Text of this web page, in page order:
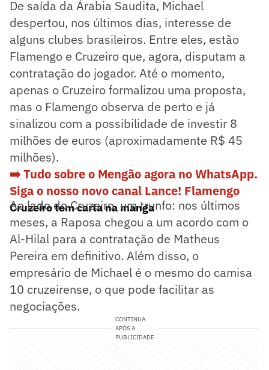
De saída da Árabia Saudita, Michael
despertou, nos últimos dias, interesse de
alguns clubes brasileiros. Entre eles, estão
Flamengo e Cruzeiro que, agora, disputam a
contratação do jogador. Até o momento,
apenas o Cruzeiro formalizou uma proposta,
mas o Flamengo observa de perto e já
sinalizou com a possibilidade de investir 8
milhões de euros (aproximadamente R$ 45
milhões).
➡️ Tudo sobre o Mengão agora no WhatsApp.
Siga o nosso novo canal Lance! Flamengo
Cruzeiro tem carta na manga
Ao lado do Cruzeiro, um trunfo: nos últimos
meses, a Raposa chegou a um acordo com o
Al-Hilal para a contratação de Matheus
Pereira em definitivo. Além disso, o
empresário de Michael é o mesmo do camisa
10 cruzeirense, o que pode facilitar as
negociações.
CONTINUA
APÓS A
PUBLICIDADE